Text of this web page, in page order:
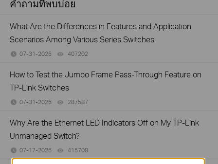
คำถามที่พบบ่อย
What Are the Differences in Features and Application
Scenarios Among Various Series Switches
07-31-2026 407202
How to Test the Jumbo Frame Pass-Through Feature on
TP-Link Switches
07-31-2026 287587
Why Are the Ethernet LED Indicators Off on My TP-Link
Unmanaged Switch?
07-17-2026 415708